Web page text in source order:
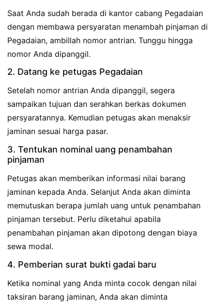
Saat Anda sudah berada di kantor cabang Pegadaian
dengan membawa persyaratan menambah pinjaman di
Pegadaian, ambillah nomor antrian. Tunggu hingga
nomor Anda dipanggil.
2. Datang ke petugas Pegadaian
Setelah nomor antrian Anda dipanggil, segera
sampaikan tujuan dan serahkan berkas dokumen
persyaratannya. Kemudian petugas akan menaksir
jaminan sesuai harga pasar.
3. Tentukan nominal uang penambahan
pinjaman
Petugas akan memberikan informasi nilai barang
jaminan kepada Anda. Selanjut Anda akan diminta
memutuskan berapa jumlah uang untuk penambahan
pinjaman tersebut. Perlu diketahui apabila
penambahan pinjaman akan dipotong dengan biaya
sewa modal.
4. Pemberian surat bukti gadai baru
Ketika nominal yang Anda minta cocok dengan nilai
taksiran barang jaminan, Anda akan diminta